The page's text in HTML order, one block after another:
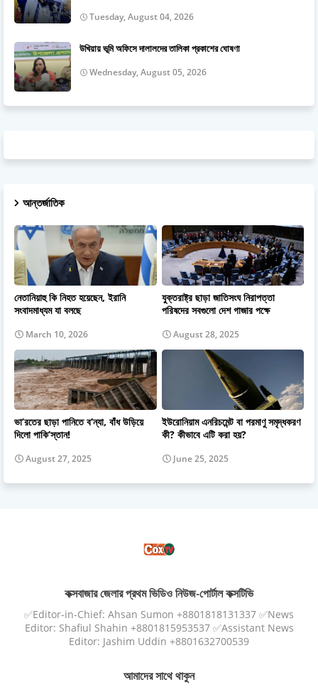
Tuesday, August 04, 2026
উখিয়ায় ভূমি অফিসে দালালদের তালিকা প্রকাশের ঘোষণা
Wednesday, August 05, 2026
আন্তর্জাতিক
নেতানিয়াহু কি নিহত হয়েছেন, ইরানি
সংবাদমাধ্যম যা বলছে
March 10, 2026
যুক্তরাষ্ট্র ছাড়া জাতিসংঘ নিরাপত্তা
পরিষদের সবগুলো দেশ গাজার পক্ষে
August 28, 2025
ভা’রতের ছাড়া পানিতে ব’ন্যা, বাঁধ উড়িয়ে
দিলো পাকি’স্তান!
August 27, 2025
ইউরোনিয়াম এনরিচমেন্ট বা পরমাণু সমৃদ্ধকরণ
কী? কীভাবে এটি করা হয়?
June 25, 2025
কক্সবাজার জেলার প্রথম ভিডিও নিউজ-পোর্টাল কক্সটিভি
✅Editor-in-Chief: Ahsan Sumon +8801818131337 ✅News
Editor: Shafiul Shahin +8801815953537 ✅Assistant News
Editor: Jashim Uddin +8801632700539
আমাদের সাথে থাকুন